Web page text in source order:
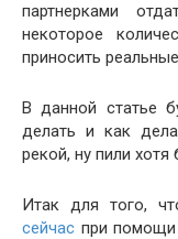
партнерками
некоторое
приносить
В данной статье
делать и как
рекой, ну пили
Итак для того,
сейчас при помощи